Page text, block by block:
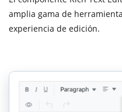
amplia gama de
experiencia de edición.